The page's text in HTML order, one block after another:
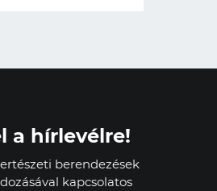
a hírlevélre!
berendezések
kapcsolatos